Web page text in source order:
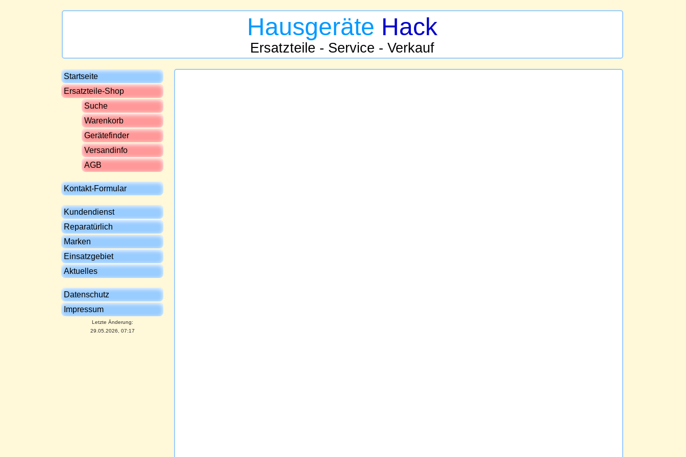
Hausgeräte Hack
Ersatzteile - Service - Verkauf
Startseite
Ersatzteile-Shop
Suche
Warenkorb
Gerätefinder
Versandinfo
AGB
Kontakt-Formular
Kundendienst
Reparatürlich
Marken
Einsatzgebiet
Aktuelles
Datenschutz
Impressum
Letzte Änderung:
29.05.2026, 07:17